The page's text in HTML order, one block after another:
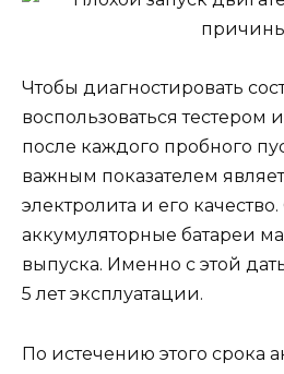
Чтобы диагностировать
воспользоваться тестером
после каждого пробного
важным показателем
электролита и его
аккумуляторные батареи
выпуска. Именно с этой
5 лет эксплуатации.
По истечению этого срока